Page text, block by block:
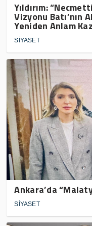
Yıldırım:
Vizyonu Batı’nın
Yeniden Anlam
SİYASET
Ankara’da
SİYASET